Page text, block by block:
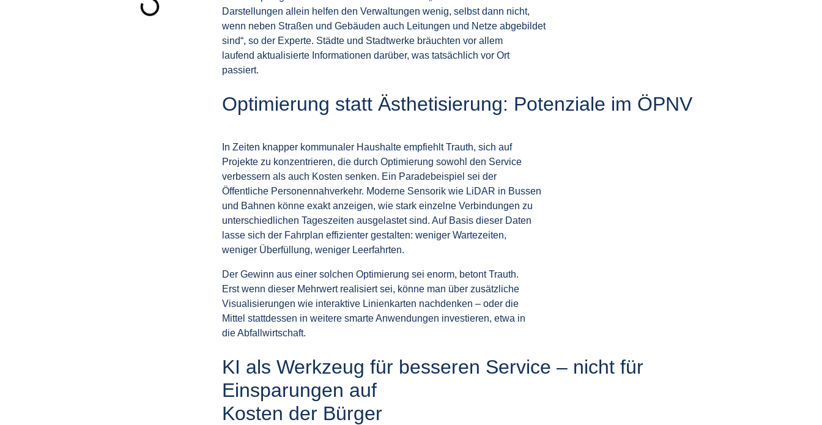
Darstellungen allein helfen den Verwaltungen wenig, selbst dann nicht,
wenn neben Straßen und Gebäuden auch Leitungen und Netze abgebildet
sind“, so der Experte. Städte und Stadtwerke bräuchten vor allem
laufend aktualisierte Informationen darüber, was tatsächlich vor Ort
passiert.
Optimierung statt Ästhetisierung: Potenziale im ÖPNV
In Zeiten knapper kommunaler Haushalte empfiehlt Trauth, sich auf
Projekte zu konzentrieren, die durch Optimierung sowohl den Service
verbessern als auch Kosten senken. Ein Paradebeispiel sei der
Öffentliche Personennahverkehr. Moderne Sensorik wie LiDAR in Bussen
und Bahnen könne exakt anzeigen, wie stark einzelne Verbindungen zu
unterschiedlichen Tageszeiten ausgelastet sind. Auf Basis dieser Daten
lasse sich der Fahrplan effizienter gestalten: weniger Wartezeiten,
weniger Überfüllung, weniger Leerfahrten.
Der Gewinn aus einer solchen Optimierung sei enorm, betont Trauth.
Erst wenn dieser Mehrwert realisiert sei, könne man über zusätzliche
Visualisierungen wie interaktive Linienkarten nachdenken – oder die
Mittel stattdessen in weitere smarte Anwendungen investieren, etwa in
die Abfallwirtschaft.
KI als Werkzeug für besseren Service – nicht für
Einsparungen auf
Kosten der Bürger